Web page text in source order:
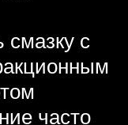
смазку с
часто